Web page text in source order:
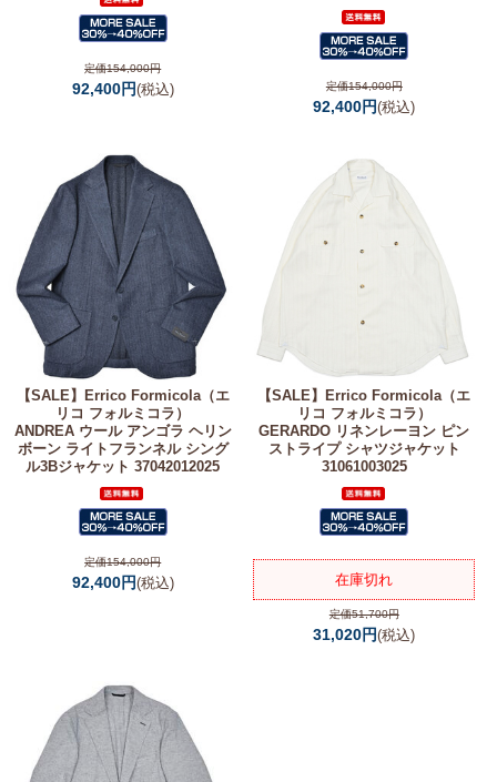
定価154,000円
92,400円(税込) 定価154,000円
92,400円(税込)
【SALE】
Errico Formicola（エ
リコ フォルミコラ）
ANDREA ウール アンゴラ ヘリン
ボーン ライトフランネル シング
ル3Bジャケット 37042012025
定価154,000円
92,400円(税込)
【SALE】
Errico Formicola（エ
リコ フォルミコラ）
GERARDO リネンレーヨン ピン
ストライプ シャツジャケット
31061003025
在庫切れ
定価51,700円
31,020円(税込)